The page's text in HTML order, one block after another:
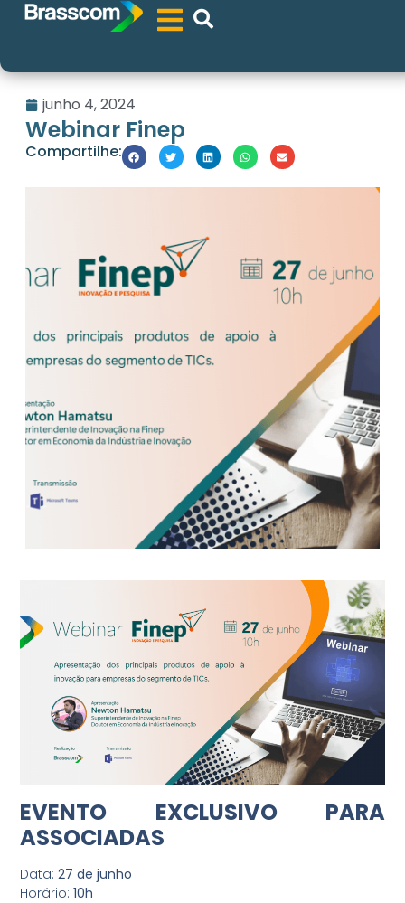
junho 4, 2024
Webinar Finep
Compartilhe:
EVENTO EXCLUSIVO PARA
ASSOCIADAS
Data:27 de junho
Horário:10h